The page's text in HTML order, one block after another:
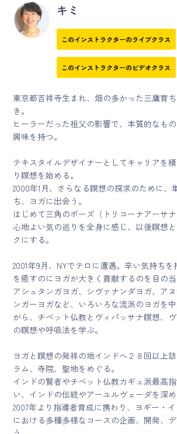
キミ
このインストラクターのライブクラス
このインストラクターのビデオクラス
東京都吉祥寺生まれ、畑の多かった三鷹育
き。
ヒーラーだった祖父の影響で、本質的なも
興味を持つ。
テキスタイルデザイナーとしてキャリアを
り瞑想を始める。
2000年1月、さらなる瞑想の探求のために、
ち、ヨガに出会う。
はじめて三角のポーズ（トリコーナアーサナ
心地よい気の巡りを全身に感じ、以後瞑想
クにする。
2001年9月、NYでテロに遭遇。辛い気持ち
を癒すのにヨガが大きく貢献するのを目の当
アシュタンガヨガ、シヴァナンダヨガ、ア
ンガーヨガなど、いろいろな流派のヨガを
がら、チベット仏教とヴィパッサナ瞑想、
の瞑想や呼吸法を学ぶ。
ヨガと瞑想の発祥の地インドへ２８回以上
ラム、寺院、聖地をめぐる。
インドの賢者やチベット仏教カギュ派最高
い、インドの伝統やアーユルヴェーダを深め
2007年より指導者育成に携わり、ヨギー・
における多種多様なコースの企画、開発、